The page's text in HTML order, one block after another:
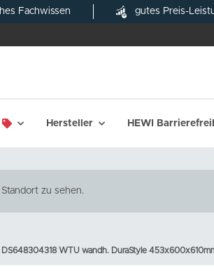
Fachwissen gutes Preis-
Hersteller HEWI
zu sehen.
DS648304318 WTU wandh. DuraStyle